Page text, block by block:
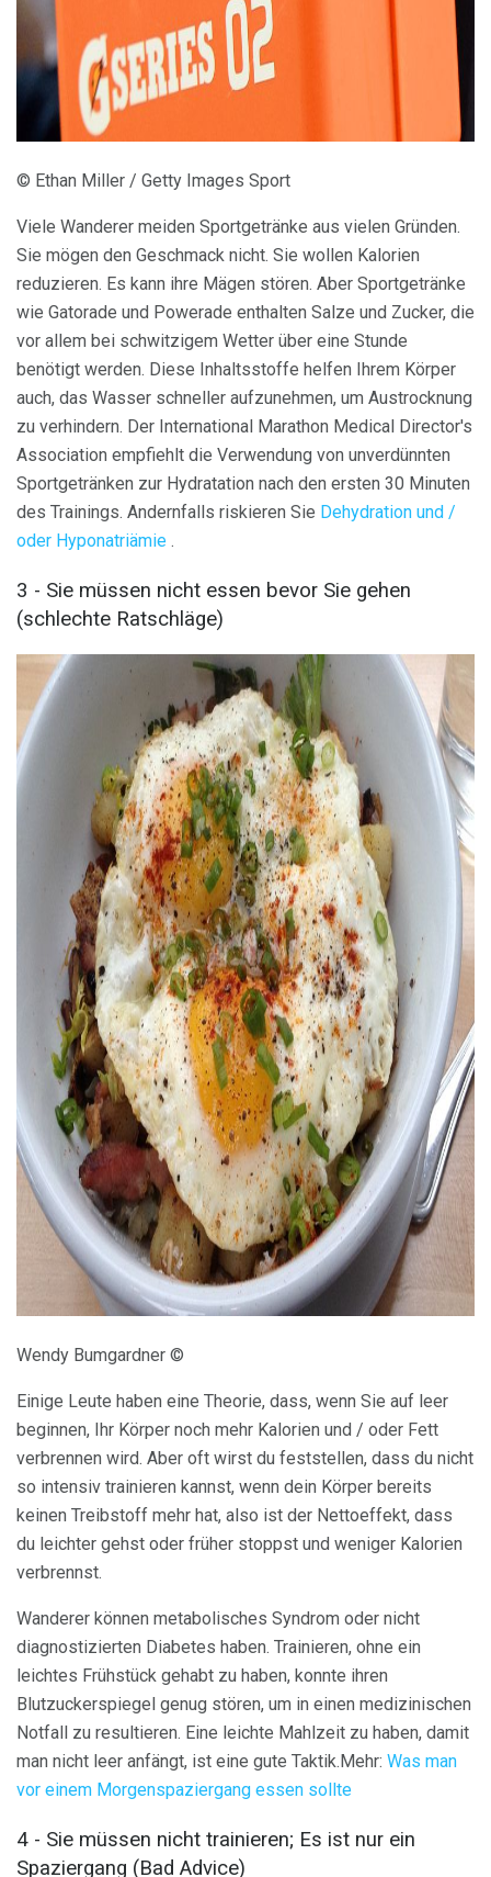
© Ethan Miller / Getty Images Sport
Viele Wanderer meiden Sportgetränke aus vielen Gründen.
Sie mögen den Geschmack nicht. Sie wollen Kalorien
reduzieren. Es kann ihre Mägen stören. Aber Sportgetränke
wie Gatorade und Powerade enthalten Salze und Zucker, die
vor allem bei schwitzigem Wetter über eine Stunde
benötigt werden. Diese Inhaltsstoffe helfen Ihrem Körper
auch, das Wasser schneller aufzunehmen, um Austrocknung
zu verhindern. Der International Marathon Medical Director's
Association empfiehlt die Verwendung von unverdünnten
Sportgetränken zur Hydratation nach den ersten 30 Minuten
des Trainings. Andernfalls riskieren Sie Dehydration und /
oder Hyponatriämie .
3 - Sie müssen nicht essen bevor Sie gehen
(schlechte Ratschläge)
ad
Wendy Bumgardner ©
Einige Leute haben eine Theorie, dass, wenn Sie auf leer
beginnen, Ihr Körper noch mehr Kalorien und / oder Fett
verbrennen wird. Aber oft wirst du feststellen, dass du nicht
so intensiv trainieren kannst, wenn dein Körper bereits
keinen Treibstoff mehr hat, also ist der Nettoeffekt, dass
du leichter gehst oder früher stoppst und weniger Kalorien
verbrennst.
Wanderer können metabolisches Syndrom oder nicht
diagnostizierten Diabetes haben. Trainieren, ohne ein
leichtes Frühstück gehabt zu haben, konnte ihren
Blutzuckerspiegel genug stören, um in einen medizinischen
Notfall zu resultieren. Eine leichte Mahlzeit zu haben, damit
man nicht leer anfängt, ist eine gute Taktik.Mehr: Was man
vor einem Morgenspaziergang essen sollte
4 - Sie müssen nicht trainieren; Es ist nur ein
Spaziergang (Bad Advice)